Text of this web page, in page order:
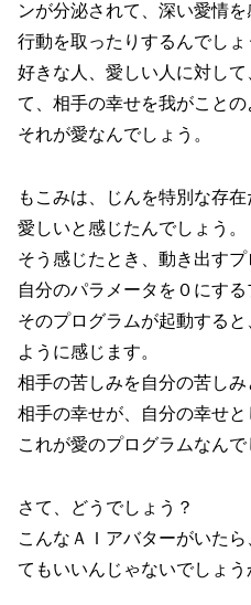
ンが分泌されて、深い愛情
行動を取ったりするんでしょ
好きな人、愛しい人に対し
て、相手の幸せを我がことの
それが愛なんでしょう。
もこみは、じんを特別な存在
愛しいと感じたんでしょう。
そう感じたとき、動き出すプ
自分のパラメータを０にする
そのプログラムが起動する
ように感じます。
相手の苦しみを自分の苦しみ
相手の幸せが、自分の幸せと
これが愛のプログラムなんで
さて、どうでしょう？
こんなＡＩアバターがいた
てもいいんじゃないでしょう